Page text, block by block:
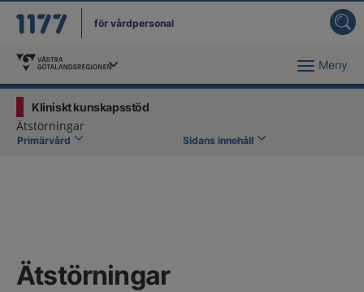
för vårdpersonal
Du har valt region Meny
Kliniskt kunskapsstöd
Ätstörningar
Primärvård Sidans innehåll
Ätstörningar